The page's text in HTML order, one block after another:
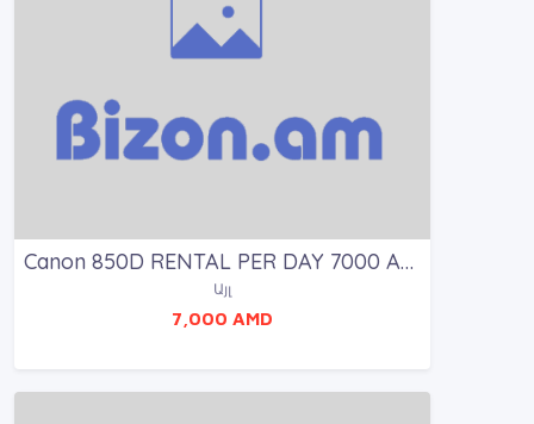
Canon 850D RENTAL PER DAY 7000 AMD
Այլ
7,000 AMD